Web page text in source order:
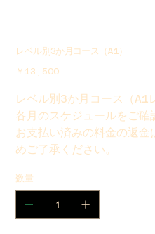
レベル別3か月コース（A1）
価
￥13,500
レベル別3か月コース（A1
各月のスケジュールをご確
お支払い済みの料金の返
めご了承ください。
数量